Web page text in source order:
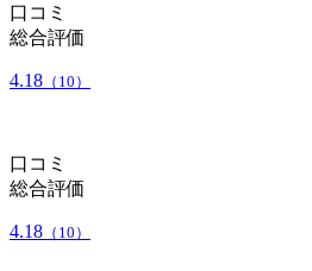
口コミ
総合評価
4.18 （10）
口コミ
総合評価
4.18 （10）